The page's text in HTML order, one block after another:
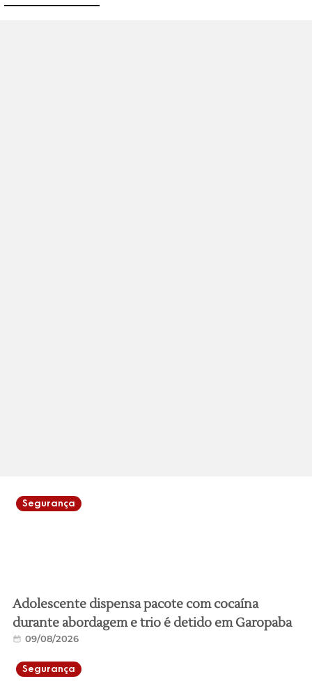
Segurança
Adolescente dispensa pacote com cocaína
durante abordagem e trio é detido em Garopaba
09/08/2026
Segurança